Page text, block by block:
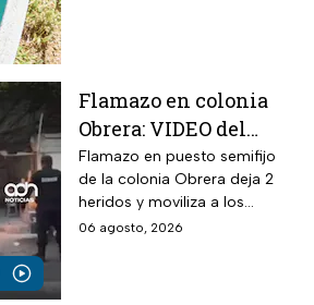
Flamazo en colonia
Obrera: VIDEO del
siniestro en puesto
semifijo que dejó
heridos
Flamazo en puesto semifijo
de la colonia Obrera deja 2
heridos y moviliza a los
servicios de emergencia en
06 agosto, 2026